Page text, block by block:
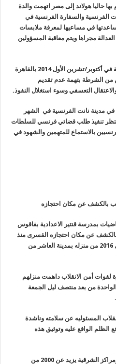
حاليا هولاند إلى مصر اتهمت والدة
الفرنسية والسفارة الفرنسية في
في مساعيها لمعرفة ملابسات
مجراها ويتم معاقبة المسؤولين
وكانت عائلة لانغ رفعت دعوى قضائية في أكتوبر/تشرين الأول 2014 بالقاهرة
من الشرطة بتهمة عدم تقديم
التعسفي وسوء استغلال النفوذ.
في مدينة نانت الفرنسية في الشهر
تنفيذ طلب قضائي فرنسي للسلطات
بالاستماع للمتهمين والشهود في
بالكشف عن مكان احتجازه
بمدرسة قنتير الاعدادية بفاقوس
عن مكان احتجازه القسرى منذ
اختطافه أول أمس الجمعة 15 أبريل 2016 من منزله بمدينة العاشر من
أمن الانقلاب داهمت منزلهم
من بعد منتصف ليل الجمعة
المسئوليه عن سلامته وناشدة
الواقع عليه وتوثيق هذه
يشار الى أن عدد المعتقلين بمدن ومراكز الشرقية يزيد عن 2000 من